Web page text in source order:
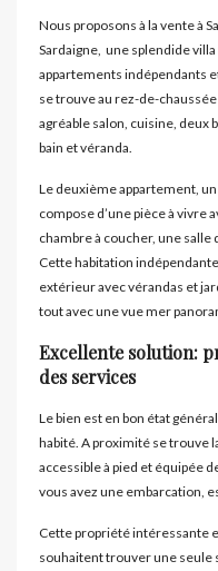
Nous proposons à la vente à
Sardaigne, une splendide
appartements indépendants
se trouve au rez-de-
agréable salon, cuisine, deux
bain et véranda.
Le deuxième appartement,
compose d’une pièce à vivre
chambre à coucher, une salle
Cette habitation
extérieur avec vérandas et
tout avec une vue mer
Excellente solution:
des services
Le bien est en bon état
habité. A proximité se trouve
accessible à pied et équipée
vous avez une embarcation,
Cette propriété intéressante
souhaitent trouver une